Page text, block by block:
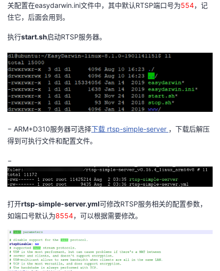
关配置在easydarwin.ini文件中， 其中默认RTSP端口号为554， 记
住它， 后面会用到。
执行start.sh启动RTSP服务器。
− ARM+D310服务器可选择下载 rtsp-simple-server ，下载后解压
得到可执行文件和配置文件。
−
打开rtsp-simple-server.yml可修改RTSP服务相关的配置参数，
如端口号默认为8554，可以根据需要修改。